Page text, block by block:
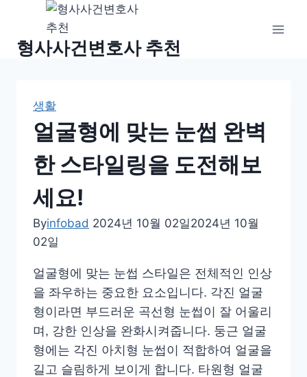
content
형사사건변호사 추천
생활
얼굴형에 맞는 눈썹 완벽
한 스타일링을 도전해보
세요!
Byinfobad 2024년 10월 02일2024년 10월
02일
얼굴형에 맞는 눈썹 스타일은 전체적인 인상
을 좌우하는 중요한 요소입니다. 각진 얼굴
형이라면 부드러운 곡선형 눈썹이 잘 어울리
며, 강한 인상을 완화시켜줍니다. 둥근 얼굴
형에는 각진 아치형 눈썹이 적합하여 얼굴을
길고 슬림하게 보이게 합니다. 타원형 얼굴